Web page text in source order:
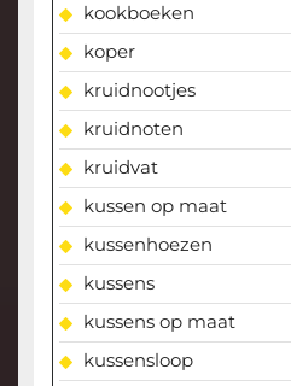
kookboeken
koper
kruidnootjes
kruidnoten
kruidvat
kussen op maat
kussenhoezen
kussens
kussens op maat
kussensloop